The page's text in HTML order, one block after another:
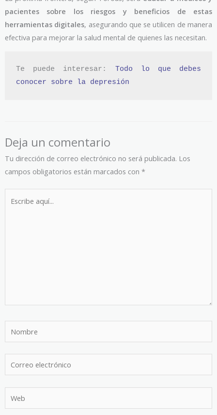
pacientes sobre los riesgos y beneficios de estas
herramientas digitales, asegurando que se utilicen de manera
efectiva para mejorar la salud mental de quienes las necesitan.
Te puede interesar: Todo lo que debes
conocer sobre la depresión
Deja un comentario
Tu dirección de correo electrónico no será publicada. Los
campos obligatorios están marcados con *
Nombre
electrónico